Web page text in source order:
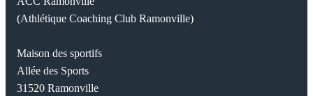
(Athlétique Coaching Club Ramonville)
Maison des sportifs
Allée des Sports
31520 Ramonville